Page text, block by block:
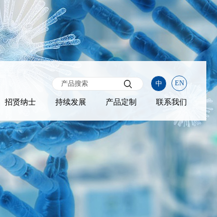
EN
中
招贤纳士 持续发展 产品定制 联系我们